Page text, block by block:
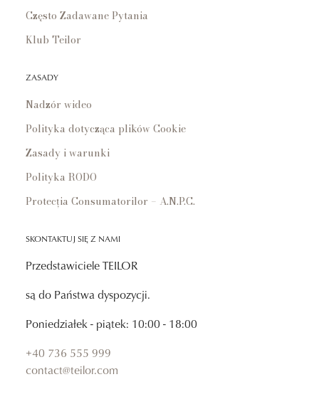
Często Zadawane Pytania
Klub Teilor
ZASADY
Nadzór wideo
Polityka dotycząca plików Cookie
Zasady i warunki
Polityka RODO
Protecția Consumatorilor – A.N.P.C.
SKONTAKTUJ SIĘ Z NAMI
Przedstawiciele TEILOR
są do Państwa dyspozycji.
Poniedziałek - piątek: 10:00 - 18:00
+40 736 555 999
contact@teilor.com